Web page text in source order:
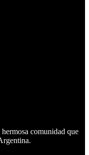
comunidad que